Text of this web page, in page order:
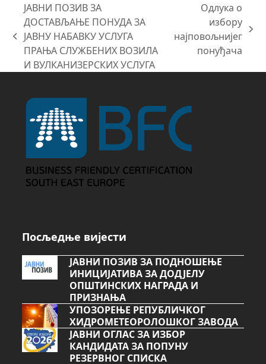
previous
post:
ЈАВНИ ПОЗИВ ЗА
ДОСТАВЉАЊЕ ПОНУДА ЗА
ЈАВНУ НАБАВКУ УСЛУГА
ПРАЊА СЛУЖБЕНИХ ВОЗИЛА
И ВУЛКАНИЗЕРСКИХ УСЛУГА
next
Одлука о
избору
најповољнијег
понуђача
Посљедње вијести
ЈАВНИ ПОЗИВ ЗА ПОДНОШЕЊЕ
ИНИЦИЈАТИВА ЗА ДОДЈЕЛУ
ОПШТИНСКИХ НАГРАДА И
ПРИЗНАЊА
УПОЗОРЕЊЕ РЕПУБЛИЧКОГ
ХИДРОМЕТЕОРОЛОШКОГ ЗАВОДА
ЈАВНИ ОГЛАС ЗА ИЗБОР
КАНДИДАТА ЗА ПОПУНУ
РЕЗЕРВНОГ СПИСКА